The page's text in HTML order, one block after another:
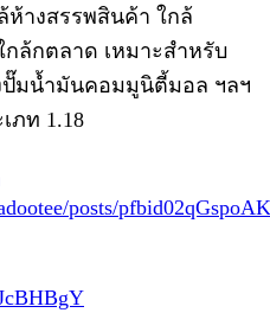
ห้างสรรพสินค้า ใกล้
กล้กตลาด เหมาะสำหรับ
ปั๊มน้ำมันคอมมูนิตี้มอล ฯลฯ
ภท 1.18
posts/